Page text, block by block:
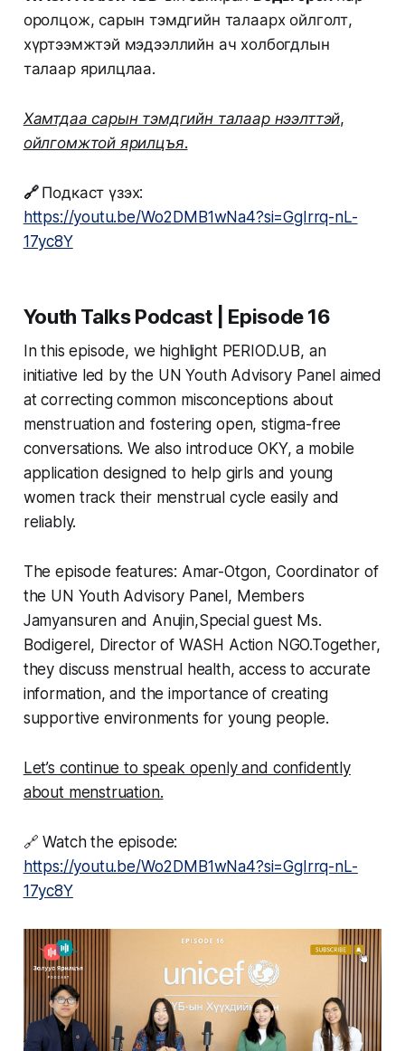
оролцож, сарын тэмдгийн талаарх ойлголт,
хүртээмжтэй мэдээллийн ач холбогдлын
талаар ярилцлаа.
Хамтдаа сарын тэмдгийн талаар нээлттэй,
ойлгомжтой ярилцъя.
🔗 Подкаст үзэх:
https://youtu.be/Wo2DMB1wNa4?si=GgIrrq-nL-
17yc8Y
Youth Talks Podcast | Episode 16
In this episode, we highlight PERIOD.UB, an
initiative led by the UN Youth Advisory Panel aimed
at correcting common misconceptions about
menstruation and fostering open, stigma-free
conversations. We also introduce OKY, a mobile
application designed to help girls and young
women track their menstrual cycle easily and
reliably.
The episode features: Amar-Otgon, Coordinator of
the UN Youth Advisory Panel, Members
Jamyansuren and Anujin,Special guest Ms.
Bodigerel, Director of WASH Action NGO.Together,
they discuss menstrual health, access to accurate
information, and the importance of creating
supportive environments for young people.
Let’s continue to speak openly and confidently
about menstruation.
🔗 Watch the episode:
https://youtu.be/Wo2DMB1wNa4?si=GgIrrq-nL-
17yc8Y